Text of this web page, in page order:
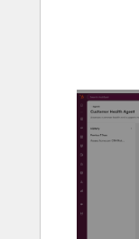
目
を
表
示
す
る
に